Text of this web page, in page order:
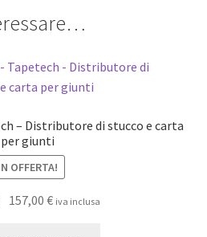
– Distributore di stucco e carta
per giunti
OFFERTA!
157,00 €Iliva inclusa